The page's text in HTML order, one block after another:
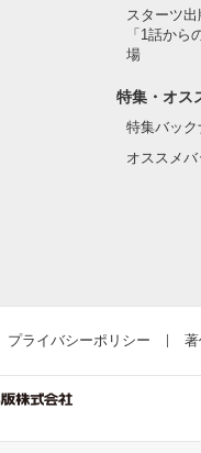
スターツ
「1話から
場
特集・オス
特集バッ
オススメ
プライバシーポリシー